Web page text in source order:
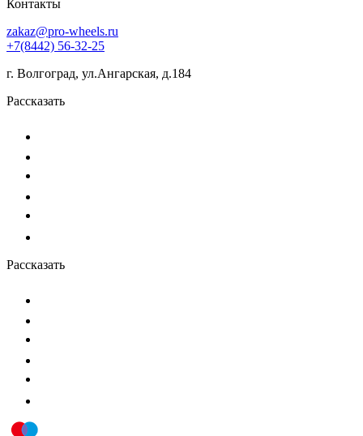
Контакты
zakaz@pro-wheels.ru
+7(8442) 56-32-25
г. Волгоград, ул.Ангарская, д.184
Рассказать
Рассказать